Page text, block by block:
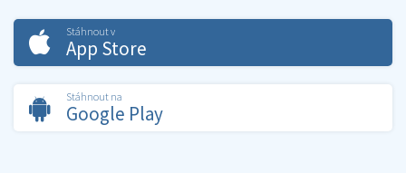
Stáhnout v
App Store
Stáhnout na
Google Play